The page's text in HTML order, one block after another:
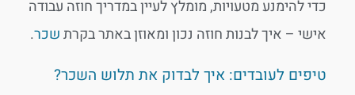
כדי להימנע מטעויות, מומלץ לעיין במדריךחוזה עבודה
אישי – איך לבנות חוזה נכון ומאוזןבאתר בקרתשכר.
טיפים לעובדים: איך לבדוק את תלוש השכר?